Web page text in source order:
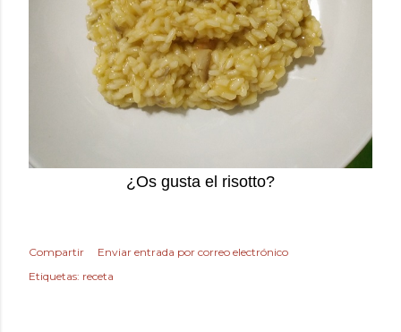
¿Os gusta el risotto?
Compartir
Enviar entrada por correo electrónico
Etiquetas: receta